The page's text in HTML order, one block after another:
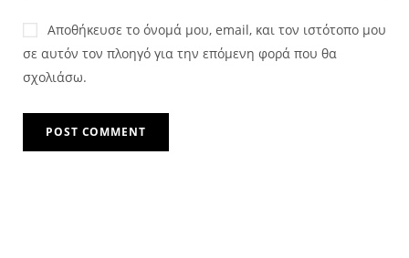
Αποθήκευσε το όνομά μου, email, και τον ιστότοπο μου
σε αυτόν τον πλοηγό για την επόμενη φορά που θα
σχολιάσω.